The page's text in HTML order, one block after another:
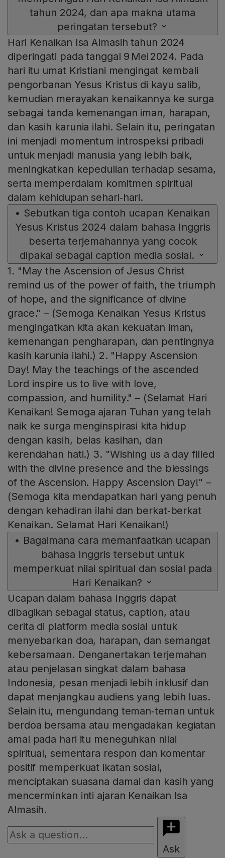
tahun 2024, dan apa makna utama
peringatan tersebut?
Hari Kenaikan Isa Almasih tahun 2024
diperingati pada tanggal 9 Mei 2024. Pada
hari itu umat Kristiani mengingat kembali
pengorbanan Yesus Kristus di kayu salib,
kemudian merayakan kenaikannya ke surga
sebagai tanda kemenangan iman, harapan,
dan kasih karunia ilahi. Selain itu, peringatan
ini menjadi momentum introspeksi pribadi
untuk menjadi manusia yang lebih baik,
meningkatkan kepedulian terhadap sesama,
serta memperdalam komitmen spiritual
dalam kehidupan sehari‑hari.
• Sebutkan tiga contoh ucapan Kenaikan
Yesus Kristus 2024 dalam bahasa Inggris
beserta terjemahannya yang cocok
dipakai sebagai caption media sosial.
1. "May the Ascension of Jesus Christ
remind us of the power of faith, the triumph
of hope, and the significance of divine
grace." – (Semoga Kenaikan Yesus Kristus
mengingatkan kita akan kekuatan iman,
kemenangan pengharapan, dan pentingnya
kasih karunia ilahi.) 2. "Happy Ascension
Day! May the teachings of the ascended
Lord inspire us to live with love,
compassion, and humility." – (Selamat Hari
Kenaikan! Semoga ajaran Tuhan yang telah
naik ke surga menginspirasi kita hidup
dengan kasih, belas kasihan, dan
kerendahan hati.) 3. "Wishing us a day filled
with the divine presence and the blessings
of the Ascension. Happy Ascension Day!" –
(Semoga kita mendapatkan hari yang penuh
dengan kehadiran ilahi dan berkat‑berkat
Kenaikan. Selamat Hari Kenaikan!)
• Bagaimana cara memanfaatkan ucapan
bahasa Inggris tersebut untuk
memperkuat nilai spiritual dan sosial pada
Hari Kenaikan?
Ucapan dalam bahasa Inggris dapat
dibagikan sebagai status, caption, atau
cerita di platform media sosial untuk
menyebarkan doa, harapan, dan semangat
kebersamaan. Denganertakan terjemahan
atau penjelasan singkat dalam bahasa
Indonesia, pesan menjadi lebih inklusif dan
dapat menjangkau audiens yang lebih luas.
Selain itu, mengundang teman‑teman untuk
berdoa bersama atau mengadakan kegiatan
amal pada hari itu meneguhkan nilai
spiritual, sementara respon dan komentar
positif memperkuat ikatan sosial,
menciptakan suasana damai dan kasih yang
mencerminkan inti ajaran Kenaikan Isa
Almasih.
Ask